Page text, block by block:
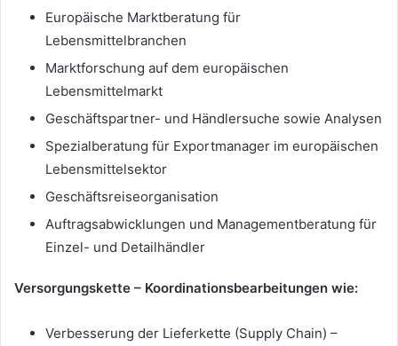
Europäische Marktberatung für
Lebensmittelbranchen
Marktforschung auf dem europäischen
Lebensmittelmarkt
Geschäftspartner- und Händlersuche sowie Analysen
Spezialberatung für Exportmanager im europäischen
Lebensmittelsektor
Geschäftsreiseorganisation
Auftragsabwicklungen und Managementberatung für
Einzel- und Detailhändler
Versorgungskette – Koordinationsbearbeitungen wie:
Verbesserung der Lieferkette (Supply Chain) –